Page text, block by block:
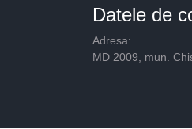
Datele de
Adresa:
MD 2009, mun.